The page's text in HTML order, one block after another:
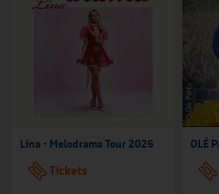
Lina - Melodrama Tour 2026
Tickets